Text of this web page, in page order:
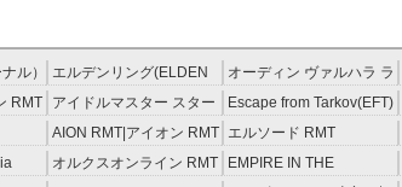
ル）
エルデンリング(ELDEN
RING) RMT
オーディン ヴァルハラ ラ
イジング RMT
RMT
アイドルマスター スター
ライトステージ RMT
Escape from Tarkov(EFT)
RMT
（予
AION RMT|アイオン RMT エルソード RMT
オルクスオンライン RMT
EMPIRE IN THE